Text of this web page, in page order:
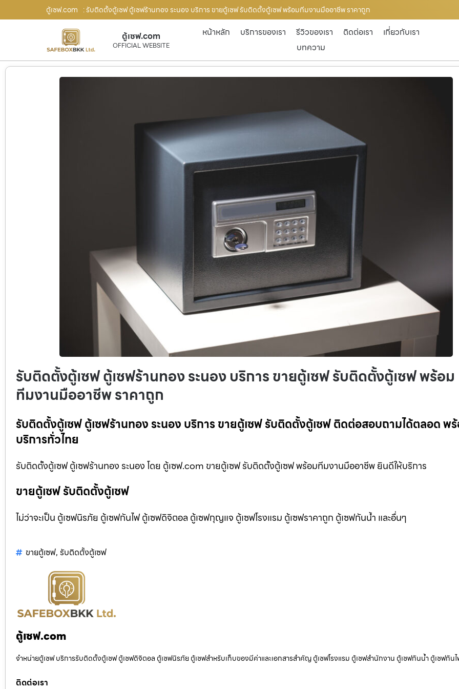
ตู้เซฟ.com : รับติดตั้งตู้เซฟ ตู้เซฟร้านทอง ระนอง บริการ ขายตู้เซฟ รับติดตั้งตู้เซฟ พร้อมทีมงานมืออาชีพ ราคาถูก
ตู้เซฟ.com
OFFICIAL WEBSITE
หน้าหลัก บริการของเรา รีวิวของเรา ติดต่อเรา
เกี่ยวกับเรา
บทความ
รับติดตั้งตู้เซฟ ตู้เซฟร้านทอง ระนอง บริการ ขายตู้เซฟ รับติดตั้งตู้เซฟ พร้อม
ทีมงานมืออาชีพ ราคาถูก
รับติดตั้งตู้เซฟ ตู้เซฟร้านทอง ระนอง บริการ ขายตู้เซฟ รับติดตั้งตู้เซฟ ติดต่อสอบถามได้ตลอด พ
บริการทั่วไทย
รับติดตั้งตู้เซฟ ตู้เซฟร้านทอง ระนอง โดย ตู้เซฟ.com ขายตู้เซฟ รับติดตั้งตู้เซฟ พร้อมทีมงานมืออาชีพ ยินดีให้บริการ
ขายตู้เซฟ รับติดตั้งตู้เซฟ
ไม่ว่าจะเป็น ตู้เซฟนิรภัย ตู้เซฟกันไฟ ตู้เซฟดิจิตอล ตู้เซฟกุญแจ ตู้เซฟโรงแรม ตู้เซฟราคาถูก ตู้เซฟกันน้ำ และอื่นๆ
ขายตู้เซฟ, รับติดตั้งตู้เซฟ
ตู้เซฟ.com
จำหน่ายตู้เซฟ บริการรับติดตั้งตู้เซฟ ตู้เซฟดิจิตอล ตู้เซฟนิรภัย ตู้เซฟสำหรับเก็บของมีค่าและเอกสารสำคัญ ตู้เซฟโรงแรม ตู้เซฟสำนักงาน ตู้เซฟกันน้ำ ตู้เซฟกัน
ติดต่อเรา